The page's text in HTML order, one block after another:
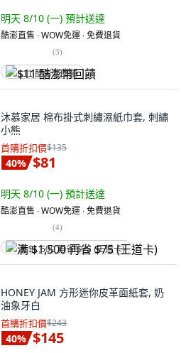
明天 8/10 (一) 預計送達
酷澎直售 ∙ WOW免運 ∙ 免費退貨
(3)
$11 酷澎幣回饋
沐慕家居 棉布掛式刺繡濕紙巾套, 刺繡
小熊
首購折扣價$135
40% $81
明天 8/10 (一) 預計送達
酷澎直售 ∙ WOW免運 ∙ 免費退貨
(4)
满 $1,500 再省 $75 (王道卡)
HONEY JAM 方形迷你皮革面紙套, 奶
油象牙白
首購折扣價$243
40% $145